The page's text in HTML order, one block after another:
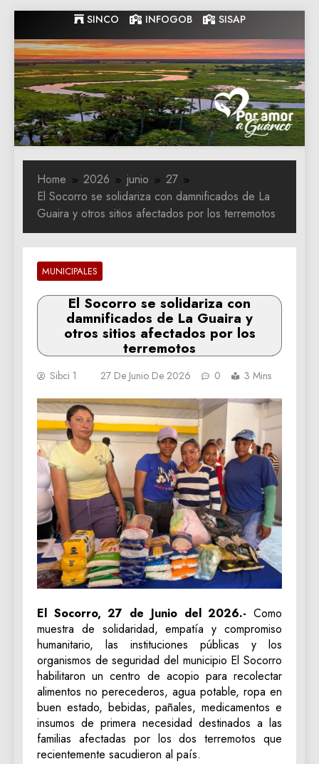
to
content
SINCO INFOGOB SISAP
Gobernacion
de Guarico
Gobernacion de Guarico
Home 2026 junio
27
El Socorro se solidariza con damnificados de La
Guaira y otros sitios afectados por los terremotos
MUNICIPALES
El Socorro se solidariza con
damnificados de La Guaira y
otros sitios afectados por los
terremotos
Sibci 1 27 De Junio De 2026 0 3 Mins
El Socorro, 27 de Junio del 2026.- Como
muestra de solidaridad, empatía y compromiso
humanitario, las instituciones públicas y los
organismos de seguridad del municipio El Socorro
habilitaron un centro de acopio para recolectar
alimentos no perecederos, agua potable, ropa en
buen estado, bebidas, pañales, medicamentos e
insumos de primera necesidad destinados a las
familias afectadas por los dos terremotos que
recientemente sacudieron al país.